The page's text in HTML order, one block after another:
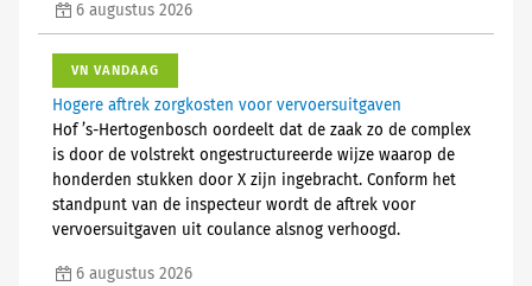
6 augustus 2026
VN VANDAAG
Hogere aftrek zorgkosten voor vervoersuitgaven
Hof ’s-Hertogenbosch oordeelt dat de zaak zo de complex
is door de volstrekt ongestructureerde wijze waarop de
honderden stukken door X zijn ingebracht. Conform het
standpunt van de inspecteur wordt de aftrek voor
vervoersuitgaven uit coulance alsnog verhoogd.
6 augustus 2026